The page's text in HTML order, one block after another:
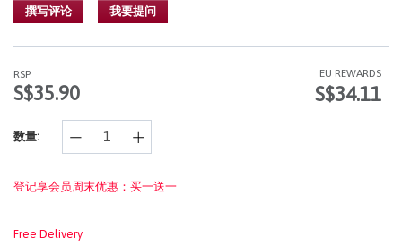
rating
value.
Reviews.
同
样
面
撰写评论 我要提问
RSP
S$35.90
EU REWARDS
S$34.11
数量:
登记享会员周末优惠：买一送一
Free Delivery